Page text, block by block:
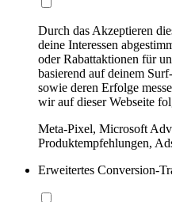
Durch das Akzeptieren
deine Interessen
oder Rabattaktionen für
basierend auf deinem
sowie deren Erfolge
wir auf dieser Webseite
Meta-Pixel, Microsoft
Produktempfehlungen,
Erweitertes Conversion-